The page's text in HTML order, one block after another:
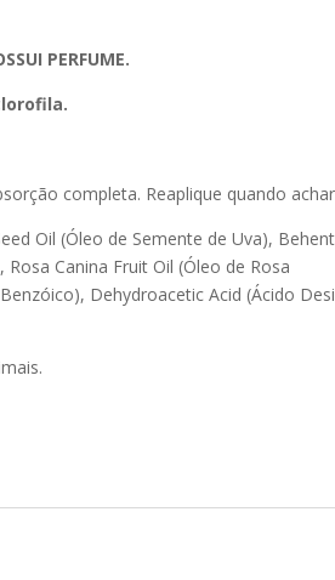
PERFUME.
completa. Reaplique quando
Oil (Óleo de Semente de Uva),
Canina Fruit Oil (Óleo de Rosa
Dehydroacetic Acid (Ácido